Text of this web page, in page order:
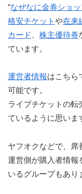
“なぜなに金券ショ
格安チケット や在来
カード
株主優待券
ています。
運営者情報はこちら
可能です。
ライブチケットの転
ているように思いま
ヤフオクなどで、席
運営側が購入者情報
いるグループもあり